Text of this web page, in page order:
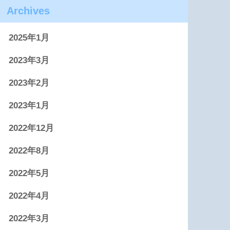
Archives
2025年1月
2023年3月
2023年2月
2023年1月
2022年12月
2022年8月
2022年5月
2022年4月
2022年3月